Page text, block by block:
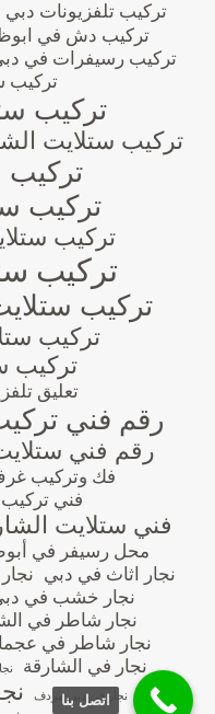
تركيب تلفزيونات دبي
تركيب دش في
تركيب رسيفرات في
تركيب
تركيب
تركيب ستلايت
تركيب
تركيب
تركيب
تركيب
تركيب
تركيب
تركيب
تعليق
رقم فني
رقم فني
فك وتركيب
فني
فني ستلايت
محل رسيفر في
نجار اثاث في دبي
نجار خشب في
نجار شاطر في
نجار شاطر في
نجار في الشارقة
نجار في دبي مردف
اتصل بنا